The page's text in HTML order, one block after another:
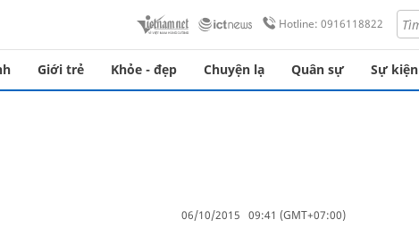
Hotline: 0916118822
Giới trẻ Khỏe - đẹp Chuyện lạ Quân sự Sự kiện
06/10/2015 09:41 (GMT+07:00)